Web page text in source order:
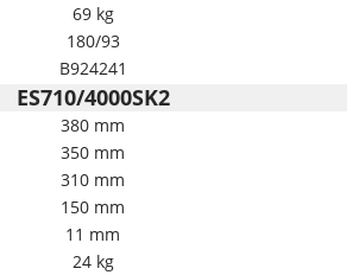
69 kg
180/93
B924241
ES710/4000SK2
380 mm
350 mm
310 mm
150 mm
11 mm
24 kg